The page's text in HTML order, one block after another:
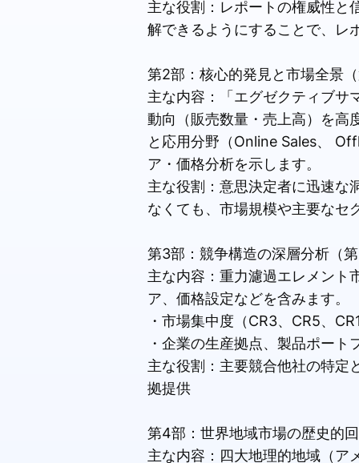
主な役割：レポートの権威性と
解できるようにすることで、レ
第2部：核心的発見と市場全景
主な内容：「エグゼクティブサ
動向（販売数量・売上高）を
と応用分野（Online Sales、
ア・価格分析を示します。
主な役割：意思決定者に迅速な
なくても、市場規模や主要なセ
第3部：競争構造の深層分析（
主な内容：重力濾過エレメント
ア、価格設定などを含みます。
・市場集中度（CR3、CR5、
・企業の生産拠点、製品ポー
主な役割：主要競合他社の特定
拠提供
第4部：世界地域市場の歴史的
主な内容：四大地理的地域（ア